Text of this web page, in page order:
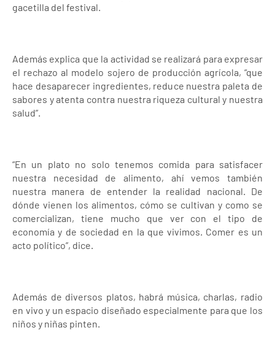
gacetilla del festival.
Además explica que la actividad se realizará para expresar
el rechazo al modelo sojero de producción agrícola, “que
hace desaparecer ingredientes, reduce nuestra paleta de
sabores y atenta contra nuestra riqueza cultural y nuestra
salud”.
“En un plato no solo tenemos comida para satisfacer
nuestra necesidad de alimento, ahí vemos también
nuestra manera de entender la realidad nacional. De
dónde vienen los alimentos, cómo se cultivan y como se
comercializan, tiene mucho que ver con el tipo de
economía y de sociedad en la que vivimos. Comer es un
acto político”, dice.
Además de diversos platos, habrá música, charlas, radio
en vivo y un espacio diseñado especialmente para que los
niños y niñas pinten.